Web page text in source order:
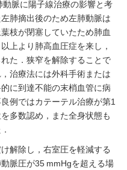
動脈に陽子線治療の影響と考
肺摘出後のため左肺動脈は
枝が閉塞していたため肺血
上より肺高血圧症を来し，
た．狭窄を解除することで
治療法には外科手術または
に到達不能の末梢血管に病
例ではカテーテル治療が第1
多数認め，また全身状態も
解除し，右室圧を軽減する
脈圧が35 mmHgを超える場